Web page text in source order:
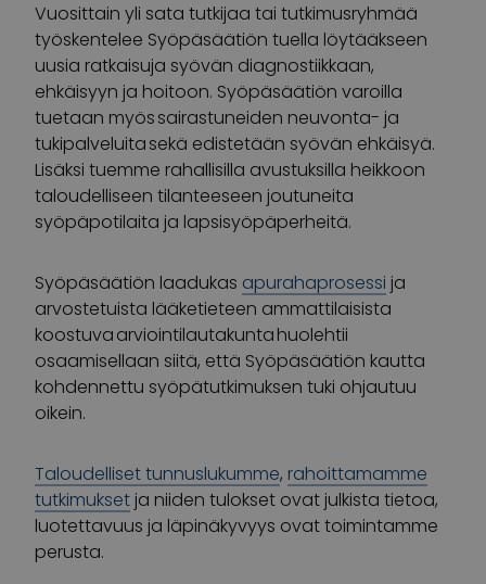
Vuosittain yli sata tutkijaa tai tutkimusryhmää
työskentelee Syöpäsäätiön tuella löytääkseen
uusia ratkaisuja syövän diagnostiikkaan,
ehkäisyyn ja hoitoon. Syöpäsäätiön varoilla
tuetaan myös sairastuneiden neuvonta- ja
tukipalveluita sekä edistetään syövän ehkäisyä.
Lisäksi tuemme rahallisilla avustuksilla heikkoon
taloudelliseen tilanteeseen joutuneita
syöpäpotilaita ja lapsisyöpäperheitä.
Syöpäsäätiön laadukas apurahaprosessi ja
arvostetuista lääketieteen ammattilaisista
koostuva arviointilautakunta huolehtii
osaamisellaan siitä, että Syöpäsäätiön kautta
kohdennettu syöpätutkimuksen tuki ohjautuu
oikein.
Taloudelliset tunnuslukumme, rahoittamamme
tutkimukset ja niiden tulokset ovat julkista tietoa,
luotettavuus ja läpinäkyvyys ovat toimintamme
perusta.